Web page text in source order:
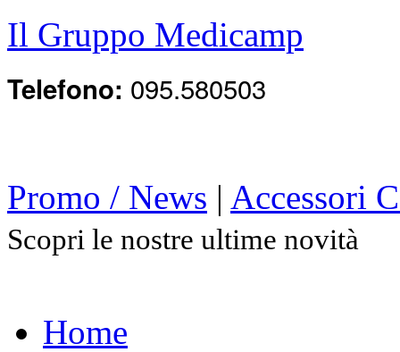
Il Gruppo Medicamp
Telefono: 095.580503
Promo / News | Accessori
Scopri le nostre ultime novità
Home